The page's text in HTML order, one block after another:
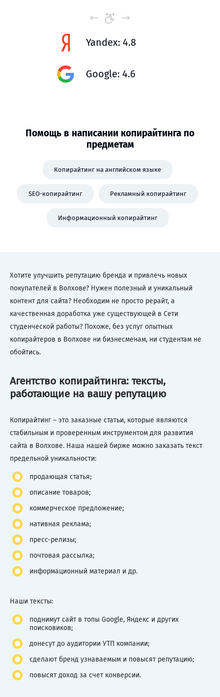
Yandex: 4.8
Google: 4.6
Помощь в написании копирайтинга по
предметам
Копирайтинг на английском языке
SEO-копирайтинг Рекламный копирайтинг
Информационный копирайтинг
Хотите улучшить репутацию бренда и привлечь новых
покупателей в Волхове? Нужен полезный и уникальный
контент для сайта? Необходим не просто рерайт, а
качественная доработка уже существующей в Сети
студенческой работы? Похоже, без услуг опытных
копирайтеров в Волхове ни бизнесменам, ни студентам не
обойтись.
Агентство копирайтинга: тексты,
работающие на вашу репутацию
Копирайтинг – это заказные статьи, которые являются
стабильным и проверенным инструментом для развития
сайта в Волхове. Наша нашей бирже можно заказать текст
предельной уникальности:
продающая статья;
описание товаров;
коммерческое предложение;
нативная реклама;
пресс-релизы;
почтовая рассылка;
информационный материал и др.
Наши тексты:
поднимут сайт в топы Google, Яндекс и других
поисковиков;
донесут до аудитории УТП компании;
сделают бренд узнаваемым и повысят репутацию;
повысят доход за счет конверсии.